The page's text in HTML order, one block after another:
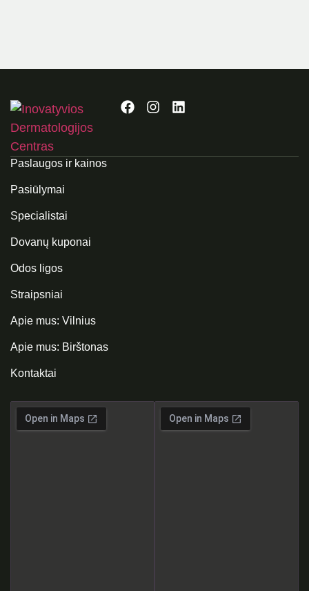
Paslaugos ir kainos
Pasiūlymai
Specialistai
Dovanų kuponai
Odos ligos
Straipsniai
Apie mus: Vilnius
Apie mus: Birštonas
Kontaktai